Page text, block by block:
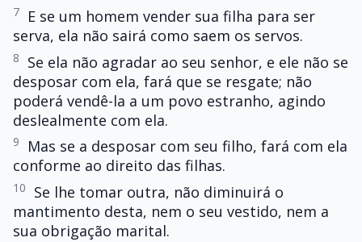
7
E se um homem vender sua filha para ser
serva, ela não sairá como saem os servos.
8
Se ela não agradar ao seu senhor, e ele não se
desposar com ela, fará que se resgate; não
poderá vendê-la a um povo estranho, agindo
deslealmente com ela.
9
Mas se a desposar com seu filho, fará com ela
conforme ao direito das filhas.
10
Se lhe tomar outra, não diminuirá o
mantimento desta, nem o seu vestido, nem a
sua obrigação marital.